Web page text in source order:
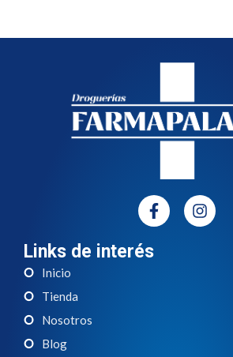
Links de interés
Inicio
Tienda
Nosotros
Blog